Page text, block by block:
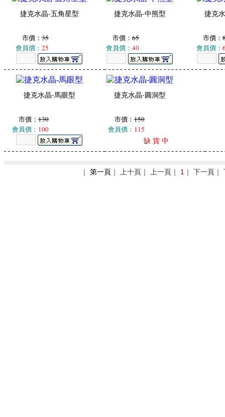
捷克水晶-五角星型
市價： 35
會員價： 25
捷克水晶-中熊型
市價： 65
會員價： 40
捷克
市價：
會員價：
捷克水晶-馬眼型
市價： 130
會員價： 100
捷克水晶-圓洞型
市價： 150
會員價： 115
缺 貨 中
｜ 第一頁 ｜ 上十頁｜ 上一頁｜ 1 ｜ 下一頁